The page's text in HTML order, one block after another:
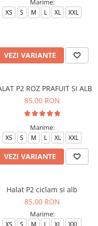
Marime:
XS S M L XL XXL
VEZI VARIANTE
P2 ROZ PRAFUIT SI ALB
85,00 RON
Marime:
XS S M L XL XXL
VEZI VARIANTE
Halat P2 ciclam si alb
85,00 RON
Marime:
XS S M L XL XXL